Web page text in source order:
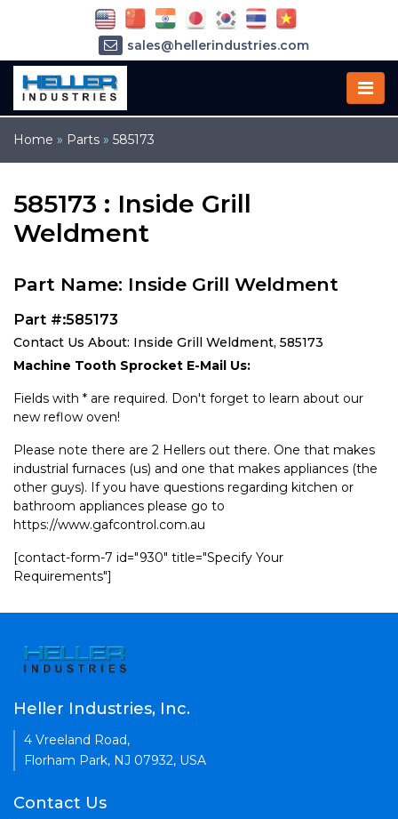
Home » Parts » 585173
585173 : Inside Grill
Weldment
Part Name: Inside Grill Weldment
Part #:585173
Contact Us About: Inside Grill Weldment, 585173
Machine Tooth Sprocket E-Mail Us:
Fields with * are required. Don't forget to learn about our
new reflow oven!
Please note there are 2 Hellers out there. One that makes
industrial furnaces (us) and one that makes appliances (the
other guys). If you have questions regarding kitchen or
bathroom appliances please go to
https://www.gafcontrol.com.au
[contact-form-7 id="930" title="Specify Your
Requirements"]
sales@hellerindustries.com
service@hellerindustries.com
Heller Industries, Inc.
4 Vreeland Road,
Florham Park, NJ 07932, USA
Contact Us